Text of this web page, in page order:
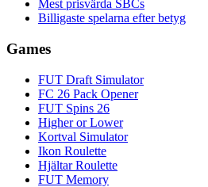
Mest prisvärda SBCs
Billigaste spelarna efter betyg
Games
FUT Draft Simulator
FC 26 Pack Opener
FUT Spins 26
Higher or Lower
Kortval Simulator
Ikon Roulette
Hjältar Roulette
FUT Memory